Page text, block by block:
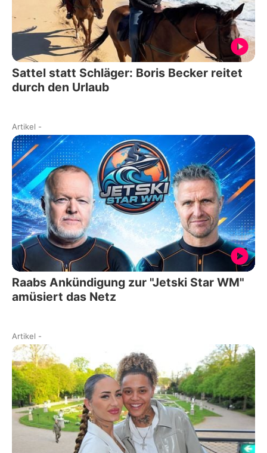
Sattel statt Schläger: Boris Becker reitet
durch den Urlaub
Artikel -
Raabs Ankündigung zur "Jetski Star WM"
amüsiert das Netz
Artikel -